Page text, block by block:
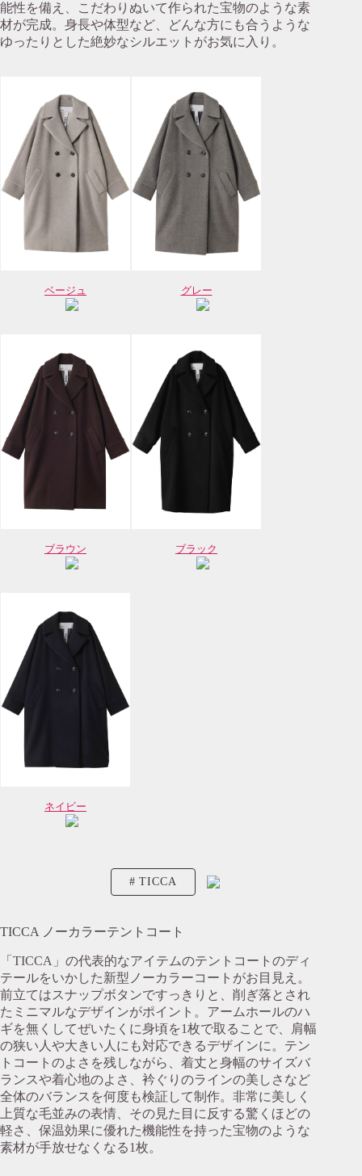
能性を備え、こだわりぬいて作られた宝物のような素
材が完成。身長や体型など、どんな方にも合うような
ゆったりとした絶妙なシルエットがお気に入り。
ベージュ グレー
ブラウン ブラック
ネイビー
TICCA
TICCA ノーカラーテントコート
「TICCA」の代表的なアイテムのテントコートのディ
テールをいかした新型ノーカラーコートがお目見え。
前立てはスナップボタンですっきりと、削ぎ落とされ
たミニマルなデザインがポイント。アームホールのハ
ギを無くしてぜいたくに身頃を1枚で取ることで、肩幅
の狭い人や大きい人にも対応できるデザインに。テン
トコートのよさを残しながら、着丈と身幅のサイズバ
ランスや着心地のよさ、衿ぐりのラインの美しさなど
全体のバランスを何度も検証して制作。非常に美しく
上質な毛並みの表情、その見た目に反する驚くほどの
軽さ、保温効果に優れた機能性を持った宝物のような
素材が手放せなくなる1枚。